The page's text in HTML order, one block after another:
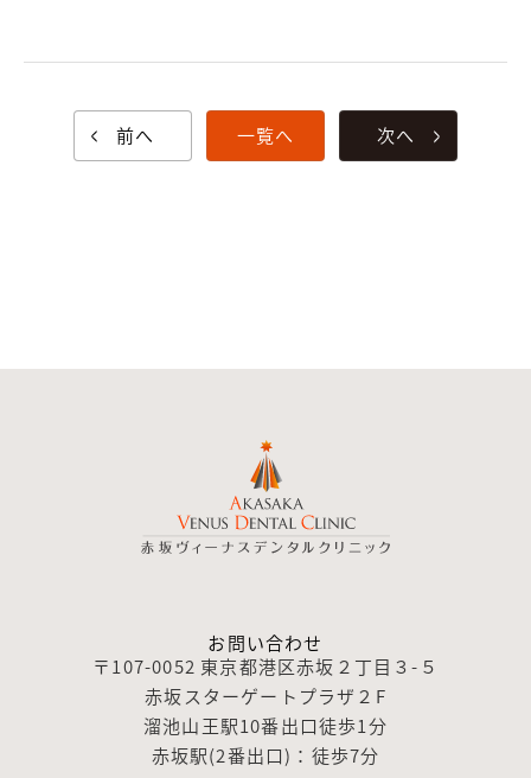
前へ 一覧へ 次へ
お問い合わせ
〒107-0052 東京都港区赤坂２丁目３-５
赤坂スターゲートプラザ２F
溜池山王駅10番出口徒歩1分
赤坂駅(2番出口)：徒歩7分